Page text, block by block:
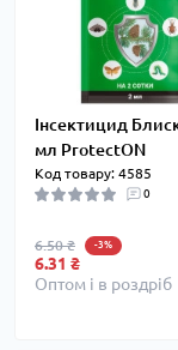
Інсектицид
мл ProtectON
Код товару: 4585
0
6.50 ₴ -3%
6.31 ₴
Оптом і в роздріб